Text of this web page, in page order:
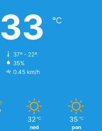
33 ℃
37º - 22º
35%
0.45 km/h
32 ℃
ned
35 ℃
pon